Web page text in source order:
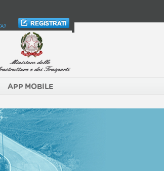
APP MOBILE